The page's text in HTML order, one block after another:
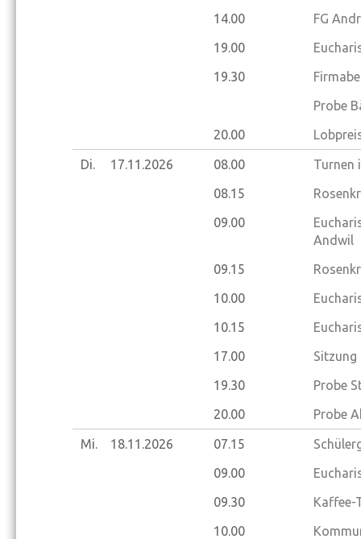
14.00
FG
19.00
19.30
Probe
20.00
Di. 17.11.2026 08.00
Turnen
08.15
09.00
Andwil
09.15
10.00
10.15
17.00
Sitzung
19.30
Probe
20.00
Probe
Mi. 18.11.2026 07.15
09.00
09.30
Kaffee-
10.00